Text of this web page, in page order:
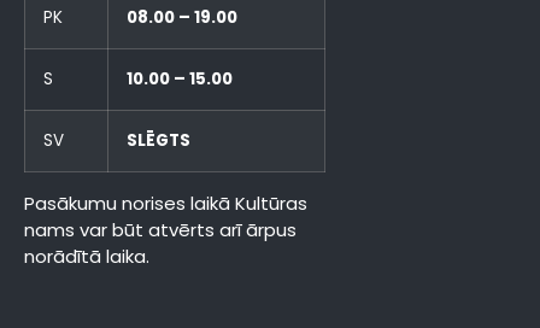
PK 08.00 – 19.00
S 10.00 – 15.00
SV SLĒGTS
Pasākumu norises laikā Kultūras
nams var būt atvērts arī ārpus
norādītā laika.